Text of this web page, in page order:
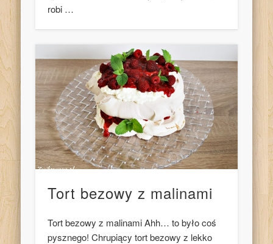
robi …
Tort bezowy z malinami
Tort bezowy z malinami Ahh… to było coś
pysznego! Chrupiący tort bezowy z lekko